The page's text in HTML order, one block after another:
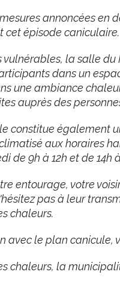
annoncées en
cet épisode caniculaire.
la salle
dans un
une ambiance
auprès des
constitue également
aux horaires
de 9h à 12h et de 14h
entourage, votre
pas à leur
chaleurs.
avec le plan canicule,
chaleurs, la